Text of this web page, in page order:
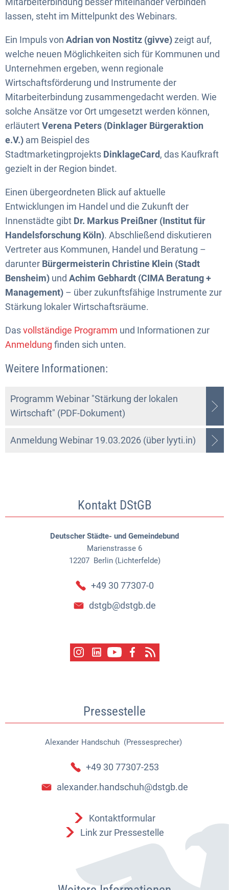
lassen, steht im Mittelpunkt des Webinars.
Ein Impuls von Adrian von Nostitz (givve)zeigt auf,
welche neuen Möglichkeiten sich für Kommunen und
Unternehmen ergeben, wenn regionale
Wirtschaftsförderung und Instrumente der
Mitarbeiterbindung zusammengedacht werden. Wie
solche Ansätze vor Ort umgesetzt werden können,
erläutertVerena Peters (Dinklager Bürgeraktion
e.V.) am Beispiel des
Stadtmarketingprojekts DinklageCard, das Kaufkraft
gezielt in der Region bindet.
Einen übergeordneten Blick auf aktuelle
Entwicklungen im Handel und die Zukunft der
Innenstädte gibt Dr. Markus Preißner (Institut für
Handelsforschung Köln). Abschließend diskutieren
Vertreter aus Kommunen, Handel und Beratung –
darunter Bürgermeisterin Christine Klein (Stadt
Bensheim) und Achim Gebhardt (CIMA Beratung +
Management) – über zukunftsfähige Instrumente zur
Stärkung lokaler Wirtschaftsräume.
Dasvollständige Programm und Informationen zur
Anmeldung finden sich unten.
Weitere Informationen:
Programm Webinar "Stärkung der lokalen
Wirtschaft" (PDF-Dokument)
Anmeldung Webinar 19.03.2026 (über lyyti.in)
Kontakt DStGB
Deutscher Städte- und Gemeindebund
Marienstrasse 6
12207 Berlin (Lichterfelde)
+49 30 77307-0
dstgb@dstgb.de
Pressestelle
Alexander Handschuh (Pressesprecher)
Alexander Handschuh
+49 30 77307-253
alexander.handschuh@dstgb.de
Kontaktformular
Link zur Pressestelle